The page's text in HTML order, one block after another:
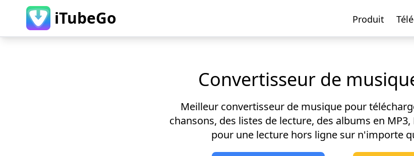
iTubeGo Produit
Convertisseur de
Meilleur convertisseur de musique pour
chansons, des listes de lecture, des albums en MP3,
pour une lecture hors ligne sur n'importe